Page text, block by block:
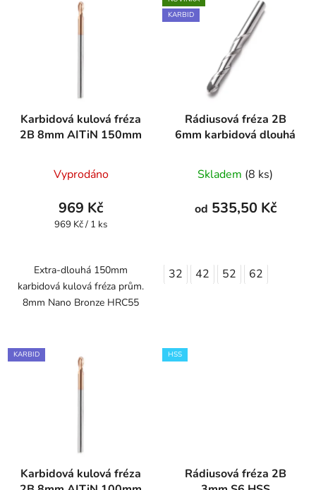
Karbidová kulová fréza
2B 8mm AITiN 150mm
Vyprodáno
969 Kč
Měrná
969 Kč / 1 ks
Extra-dlouhá 150mm
karbidová kulová fréza prům.
8mm Nano Bronze HRC55
KARBID
Rádiusová fréza 2B
6mm karbidová dlouhá
Skladem (8 ks)
od 535,50 Kč
32 42 52 62
KARBID
Karbidová kulová fréza
HSS
Rádiusová fréza 2B